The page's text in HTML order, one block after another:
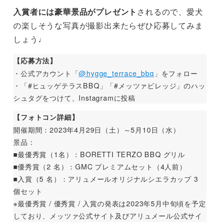
入賞者には豪華景品がプレゼント されるので、愛犬
の楽しそうな写真が撮影出来たらぜひ応募してみま
しょう♩
【応募方法】
・公式アカウント「@hygge_terrace_bbq 」をフォロー
・「#ヒュッゲテラスBBQ」「#メッツァビレッジ」のハッ
シュタグをつけて、Instagramに投稿
【フォトコン詳細】
開催期間：2023年4月29日（土）～5月10日（水）
景品：
■最優秀賞（1名）：BORETTI TERZO BBQ グリル
■優秀賞（2 名）：GMC プレミアムセット（4人前）
■入賞（5 名）：アリュメールオリジナルシエラカップ 3
個セット
※最優秀賞 / 優秀賞 / 入賞の発表は2023年5月中旬頃を予定
しており、メッツァ公式サイト及びアリュメール公式サイ